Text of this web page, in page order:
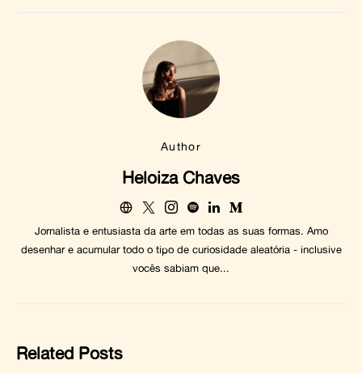
Author
Heloiza Chaves
Jornalista e entusiasta da arte em todas as suas formas. Amo
desenhar e acumular todo o tipo de curiosidade aleatória - inclusive
vocês sabiam que...
Related Posts